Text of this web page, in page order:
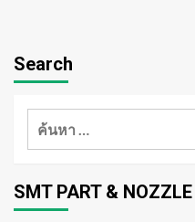
Search
ค้นหา
SMT PART & NOZZLE